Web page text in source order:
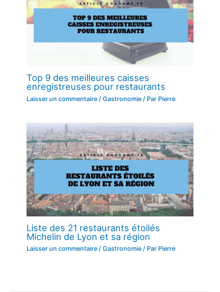
Top 9 des meilleures caisses
enregistreuses pour restaurants
Laisser un commentaire /Gastronomie / Par Pierre
Liste des 21 restaurants étoilés
Michelin de Lyon et sa région
Laisser un commentaire /Gastronomie / Par Pierre